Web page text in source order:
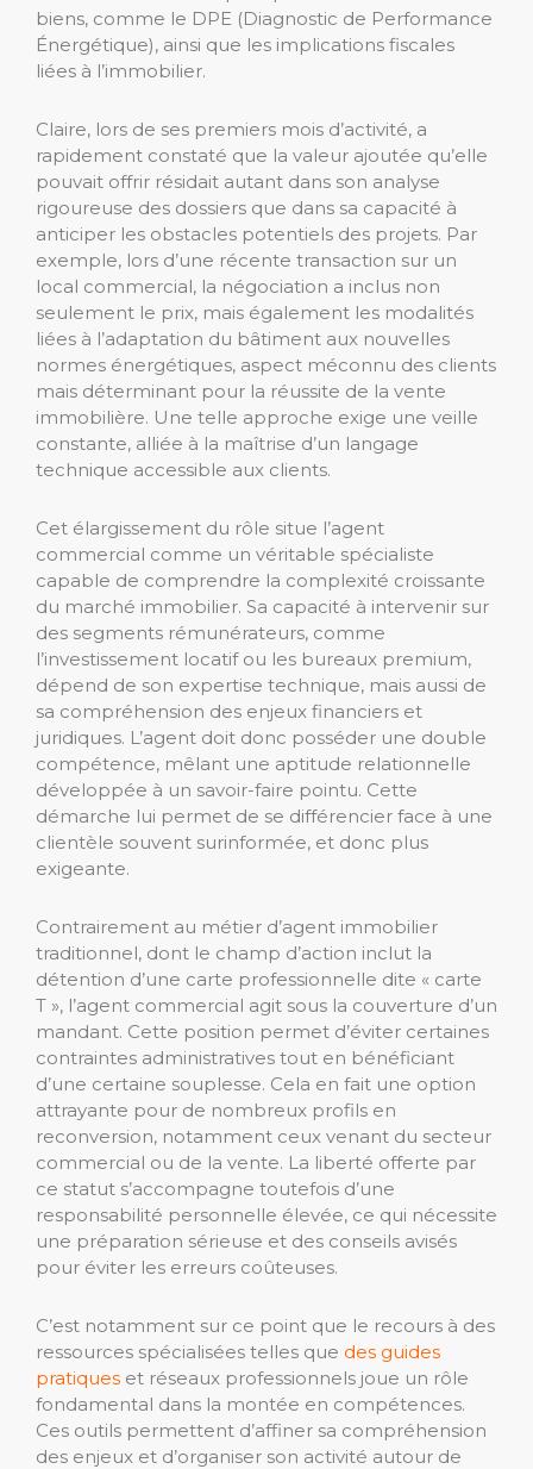
biens, comme le DPE (Diagnostic de Performance
Énergétique), ainsi que les implications fiscales
liées à l’immobilier.
Claire, lors de ses premiers mois d’activité, a
rapidement constaté que la valeur ajoutée qu’elle
pouvait offrir résidait autant dans son analyse
rigoureuse des dossiers que dans sa capacité à
anticiper les obstacles potentiels des projets. Par
exemple, lors d’une récente transaction sur un
local commercial, la négociation a inclus non
seulement le prix, mais également les modalités
liées à l’adaptation du bâtiment aux nouvelles
normes énergétiques, aspect méconnu des clients
mais déterminant pour la réussite de la vente
immobilière. Une telle approche exige une veille
constante, alliée à la maîtrise d’un langage
technique accessible aux clients.
Cet élargissement du rôle situe l’agent
commercial comme un véritable spécialiste
capable de comprendre la complexité croissante
du marché immobilier. Sa capacité à intervenir sur
des segments rémunérateurs, comme
l’investissement locatif ou les bureaux premium,
dépend de son expertise technique, mais aussi de
sa compréhension des enjeux financiers et
juridiques. L’agent doit donc posséder une double
compétence, mêlant une aptitude relationnelle
développée à un savoir-faire pointu. Cette
démarche lui permet de se différencier face à une
clientèle souvent surinformée, et donc plus
exigeante.
Contrairement au métier d’agent immobilier
traditionnel, dont le champ d’action inclut la
détention d’une carte professionnelle dite « carte
T », l’agent commercial agit sous la couverture d’un
mandant. Cette position permet d’éviter certaines
contraintes administratives tout en bénéficiant
d’une certaine souplesse. Cela en fait une option
attrayante pour de nombreux profils en
reconversion, notamment ceux venant du secteur
commercial ou de la vente. La liberté offerte par
ce statut s’accompagne toutefois d’une
responsabilité personnelle élevée, ce qui nécessite
une préparation sérieuse et des conseils avisés
pour éviter les erreurs coûteuses.
C’est notamment sur ce point que le recours à des
ressources spécialisées telles que des guides
pratiques et réseaux professionnels joue un rôle
fondamental dans la montée en compétences.
Ces outils permettent d’affiner sa compréhension
des enjeux et d’organiser son activité autour de